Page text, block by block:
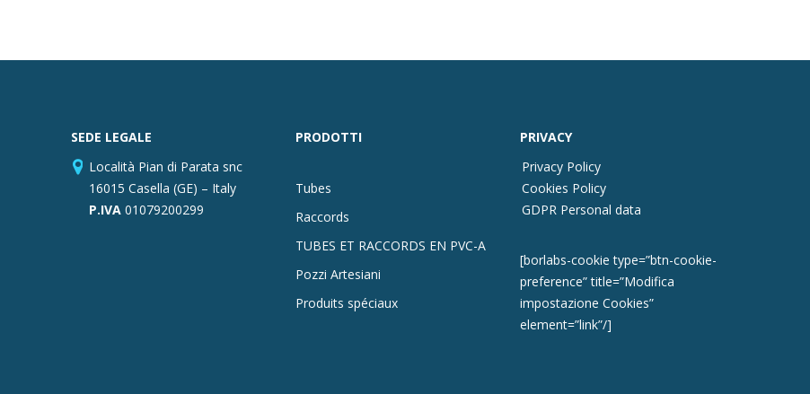
SEDE LEGALE
Località Pian di Parata snc
16015 Casella (GE) – Italy
P.IVA01079200299
PRODOTTI
Tubes
Raccords
TUBES ET RACCORDS EN PVC-A
Pozzi Artesiani
Produits spéciaux
PRIVACY
Privacy Policy
Cookies Policy
GDPR Personal data
[borlabs-cookie type=”btn-cookie-
preference” title=”Modifica
impostazione Cookies”
element=”link”/]